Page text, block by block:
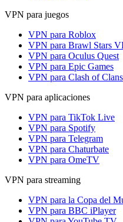
VPN para juegos
VPN para Roblox
VPN para Brawl Stars
VPN para Oculus Quest
VPN para Epic Games
VPN para Clash of Clans
VPN para aplicaciones
VPN para TikTok Live
VPN para Spotify
VPN para Telegram
VPN para Chaturbate
VPN para OmeTV
VPN para streaming
VPN para la Copa del
VPN para BBC iPlayer